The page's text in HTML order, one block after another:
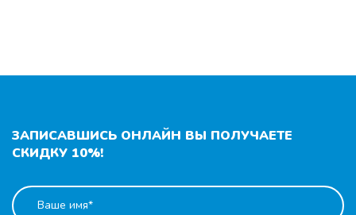
ЗАПИСАВШИСЬ ОНЛАЙН ВЫ ПОЛУЧАЕТЕ
СКИДКУ 10%!